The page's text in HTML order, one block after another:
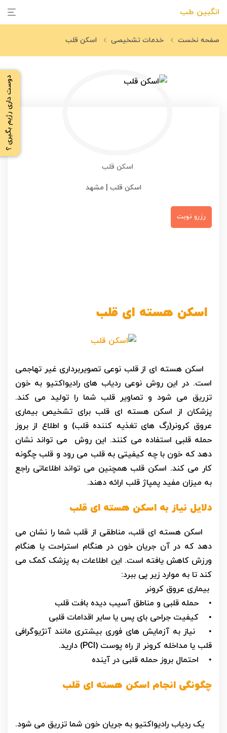
انگبین طب
دوست داری رژیم بگیری ؟
صفحه نخست خدمات تشخیصی اسکن قلب
اسکن قلب | مشهد
اسکن قلب
رزرو نوبت
اسکن هسته ای قلب
اسکن هسته ای از قلب نوعی تصویربرداری غیر تهاجمی
است. در این روش نوعی ردیاب های رادیواکتیو به خون
تزریق می شود و تصاویر قلب شما را تولید می کند.
پزشکان از اسکن هسته ای قلب برای تشخیص بیماری
عروق کرونر(رگ های تغذیه کننده قلب) و اطلاع از بروز
حمله قلبی استفاده می کنند. این روش می تواند نشان
دهد که خون با چه کیفیتی به قلب می رود و قلب چگونه
کار می کند. اسکن قلب همچنین می تواند اطلاعاتی راجع
به میزان مفید پمپاژ قلب ارائه دهند.
دلایل نیاز به اسکن هسته ای قلب
اسکن هسته ای قلب، مناطقی از قلب شما را نشان می
دهد که در آن جریان خون در هنگام استراحت یا هنگام
ورزش کاهش یافته است. این اطلاعات به پزشک کمک می
کند تا به موارد زیر پی ببرد:
بیماری عروق کرونر
• حمله قلبی و مناطق آسیب دیده بافت قلب
• کیفیت جراحی بای پس یا سایر اقدامات قلبی
• نیاز به آزمایش های فوری بیشتری مانند آنژیوگرافی
قلب یا مداخله کرونر از راه پوست (PCI) دارید.
• احتمال بروز حمله قلبی در آینده
چگونگی انجام اسکن هسته ای قلب
یک ردیاب رادیواکتیو به جریان خون شما تزریق می شود.